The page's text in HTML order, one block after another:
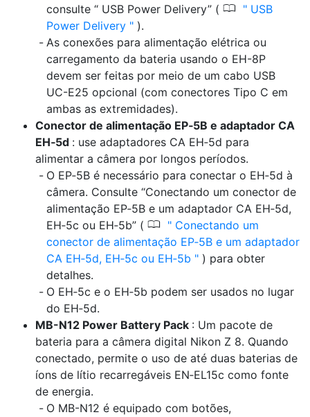
consulte “ USB Power Delivery” ( 0
USB
Power Delivery
).
As conexões para alimentação elétrica ou
carregamento da bateria usando o EH-8P
devem ser feitas por meio de um cabo USB
UC-E25 opcional (com conectores Tipo C em
ambas as extremidades).
Conector de alimentação EP‑5B e adaptador CA
EH‑5d : use adaptadores CA EH‑5d para
alimentar a câmera por longos períodos.
O EP‑5B é necessário para conectar o EH‑5d à
câmera. Consulte “Conectando um conector de
alimentação EP‑5B e um adaptador CA EH‑5d,
EH‑5c ou EH‑5b” ( 0
Conectando um
conector de alimentação EP‑5B e um adaptador
CA EH‑5d, EH‑5c ou EH‑5b
) para obter
detalhes.
O EH‑5c e o EH‑5b podem ser usados no lugar
do EH‑5d.
MB-N12 Power Battery Pack : Um pacote de
bateria para a câmera digital Nikon Z 8. Quando
conectado, permite o uso de até duas baterias de
íons de lítio recarregáveis EN‑EL15c como fonte
de energia.
O MB-N12 é equipado com botões,